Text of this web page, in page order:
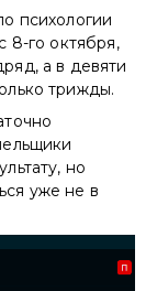
психологии
8-го октября,
а в девяти
трижды.
но
уже не в